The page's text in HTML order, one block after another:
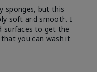
sponges, but this
soft and smooth. I
surfaces to get the
you can wash it